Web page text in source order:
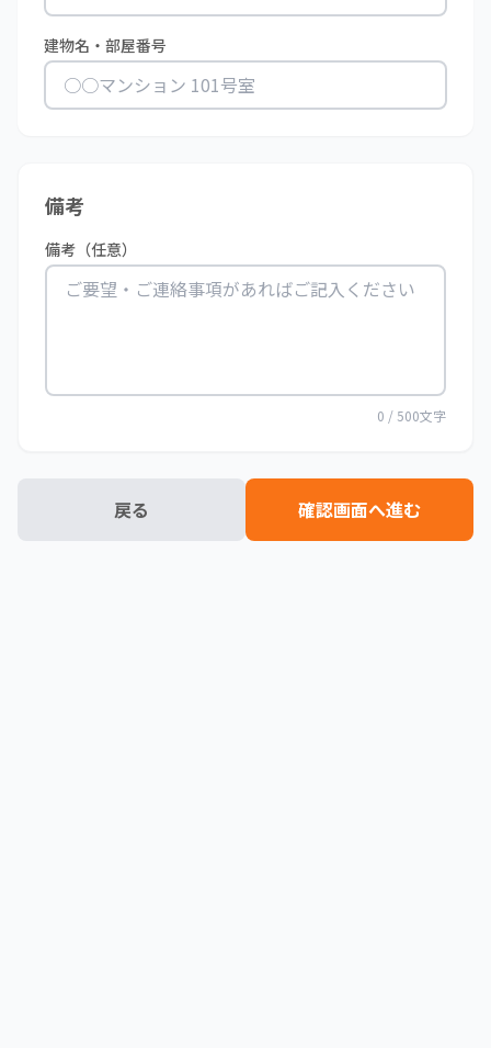
建物名・部屋番号
備考
備考（任意）
0 / 500文字
戻る 確認画面へ進む